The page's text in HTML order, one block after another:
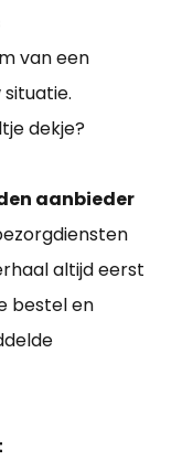
van een
dekje?
aanbieder
altijd eerst
bestel en